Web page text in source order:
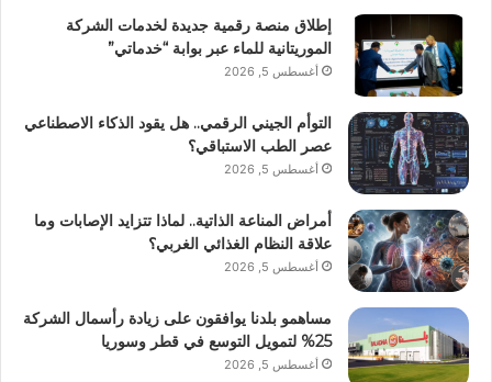
إطلاق منصة رقمية جديدة لخدمات الشركة
الموريتانية للماء عبر بوابة “خدماتي”
أغسطس 5, 2026
التوأم الجيني الرقمي.. هل يقود الذكاء الاصطناعي
عصر الطب الاستباقي؟
أغسطس 5, 2026
أمراض المناعة الذاتية.. لماذا تتزايد الإصابات وما
علاقة النظام الغذائي الغربي؟
أغسطس 5, 2026
مساهمو بلدنا يوافقون على زيادة رأسمال الشركة
25% لتمويل التوسع في قطر وسوريا
أغسطس 5, 2026